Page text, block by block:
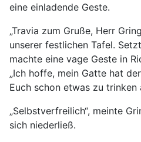
eine einladende Geste.
„Travia zum Gruße, Herr
unserer festlichen Tafel.
machte eine vage Geste in
„Ich hoffe, mein Gatte hat
Euch schon etwas zu trinken
„Selbstverfreilich“, meinte
sich niederließ.